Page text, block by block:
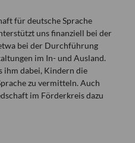
für deutsche Sprache
uns finanziell bei der
bei der Durchführung
im In- und Ausland.
ihm dabei, Kindern die
zu vermitteln. Auch
im Förderkreis dazu